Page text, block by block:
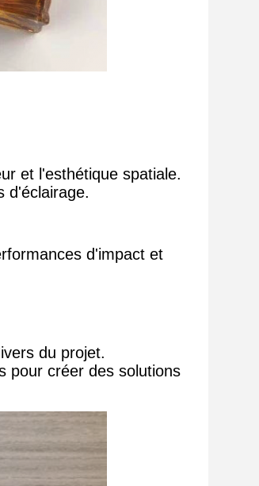
et l'esthétique spatiale.
d'éclairage.
d'impact et
du projet.
pour créer des solutions